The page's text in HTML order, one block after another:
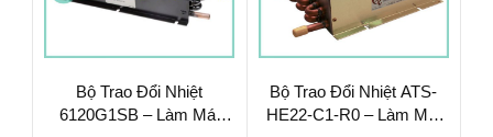
Bộ Trao Đổi Nhiệt
6120G1SB – Làm Mát
Bộ Trao Đổi Nhiệt ATS-
HE22-C1-R0 – Làm Mát